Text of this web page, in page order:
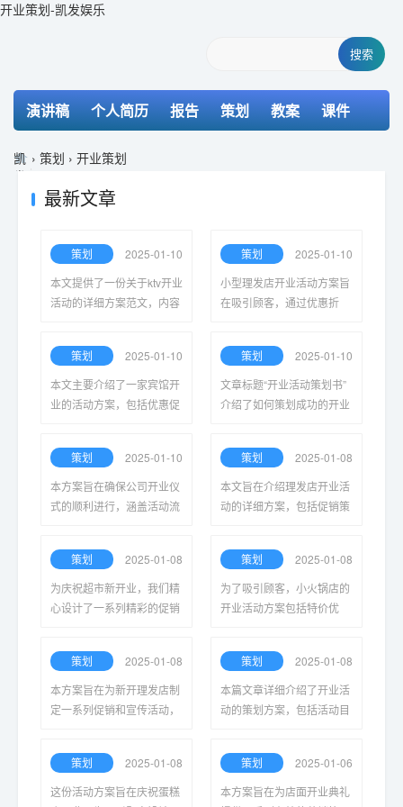
开业策划-凯发娱乐
搜索
演讲稿 个人简历 报告 策划 教案
课件
检讨书
主持词
凯
发
› 策划 › 开业策划
最新文章
策划
2025-01-10
本文提供了一份关于ktv开业
活动的详细方案范文，内容
吸引顾客，提升品牌知名
度。
策划
2025-01-10
小型理发店开业活动方案旨
在吸引顾客，通过优惠折
粘性，促进生意增长。
策划
2025-01-10
本文主要介绍了一家宾馆开
业的活动方案，包括优惠促
顾客，提升宾馆知名度。
策划
2025-01-10
文章标题“开业活动策划书”
介绍了如何策划成功的开业
理，旨在吸引顾客、提升品
牌知名度和促进销售。
策划
2025-01-10
本方案旨在确保公司开业仪
式的顺利进行，涵盖活动流
提升公司形象与市场影响
力。
策划
2025-01-08
本文旨在介绍理发店开业活
动的详细方案，包括促销策
临并提升品牌知名度。
策划
2025-01-08
为庆祝超市新开业，我们精
心设计了一系列精彩的促销
升购物体验，增加客户粘
性。
策划
2025-01-08
为了吸引顾客，小火锅店的
开业活动方案包括特价优
氛，提升消费者的参与感与
购买欲望。
策划
2025-01-08
本方案旨在为新开理发店制
定一系列促销和宣传活动，
引顾客光临并提升店铺知名
度。
策划
2025-01-08
本篇文章详细介绍了开业活
动的策划方案，包括活动目
帮助商家成功吸引顾客并提
升品牌形象。
策划
2025-01-08
这份活动方案旨在庆祝蛋糕
策划
2025-01-06
本方案旨在为店面开业典礼